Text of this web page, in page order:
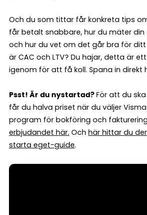
Och du som tittar får konkreta tips
får betalt snabbare, hur du mäter
och hur du vet om det går bra för
är CAC och LTV? Du hajar, detta är
igenom för att få koll. Spana in direkt
Psst! Är du nystartad? För att du
får du halva priset när du väljer
program för bokföring och
erbjudandet här. Och här hittar du
starta eget-guide.